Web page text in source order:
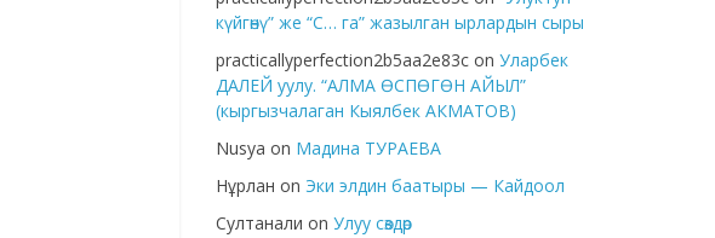
күйгөнү” же “С… га” жазылган ырлардын сыры
practicallyperfection2b5aa2e83c on Уларбек
ДАЛЕЙ уулу. “АЛМА ӨСПӨГӨН АЙЫЛ”
(кыргызчалаган Кыялбек АКМАТОВ)
Nusya on Мадина ТУРАЕВА
Нұрлан on Эки элдин баатыры — Кайдоол
Султанали on Улуу сөздөр